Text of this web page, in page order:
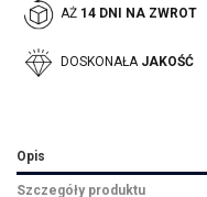
AŻ 14 DNI NA ZWROT
DOSKONAŁA JAKOŚĆ
Opis
Szczegóły produktu